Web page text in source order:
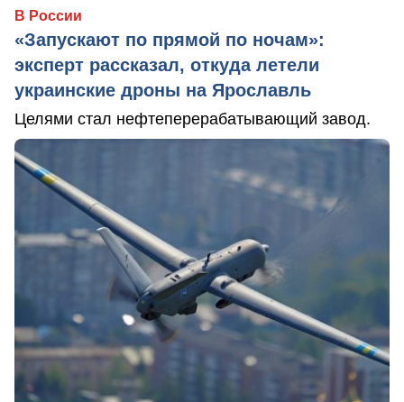
В России
«Запускают по прямой по ночам»:
эксперт рассказал, откуда летели
украинские дроны на Ярославль
Целями стал нефтеперерабатывающий завод.